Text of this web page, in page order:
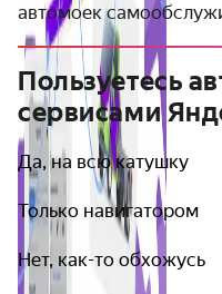
автомоек
Пользуетесь
сервисами
Да, на всю катушку
Только навигатором
Нет, как-то обхожусь